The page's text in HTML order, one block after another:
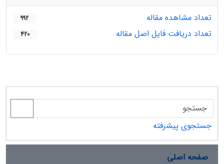
تعداد مشاهده مقاله
992
تعداد دریافت فایل اصل مقاله 420
جستجوی پیشرفته
صفحه اصلی